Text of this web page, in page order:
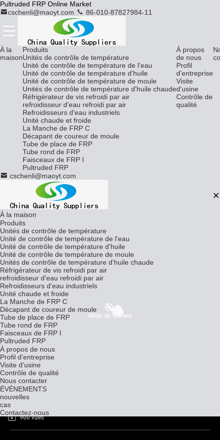
Pultruded FRP Online Market
cschenli@maoyt.com
86-010-87827984-11
À la
maison
Produits
Unités de contrôle de température
Unité de contrôle de température de l'eau
Unité de contrôle de température d'huile
Unité de contrôle de température de moule
Unités de contrôle de température d'huile chaude
Réfrigérateur de vis refroidi par air
refroidisseur d'eau refroidi par air
Refroidisseurs d'eau industriels
Unité chaude et froide
La Manche de FRP C
Décapant de coureur de moule
Tube de place de FRP
Tube rond de FRP
Faisceaux de FRP I
Pultruded FRP
À propos
de nous
Profil
d'entreprise
Visite
d'usine
Contrôle de
qualité
cschenli@maoyt.com
À la maison
Produits
Unités de contrôle de température
Unité de contrôle de température de l'eau
Unité de contrôle de température d'huile
Unité de contrôle de température de moule
Unités de contrôle de température d'huile chaude
Réfrigérateur de vis refroidi par air
refroidisseur d'eau refroidi par air
Refroidisseurs d'eau industriels
Unité chaude et froide
La Manche de FRP C
Décapant de coureur de moule
Tube de place de FRP
Tube rond de FRP
Faisceaux de FRP I
Pultruded FRP
À propos de nous
Profil d'entreprise
Visite d'usine
Contrôle de qualité
Nous contacter
ÉVÉNEMENTS
nouvelles
cas
Contactez-nous
Unité de contrôle de température de moule en plastique sur
mesure à haut rendement
900 vues